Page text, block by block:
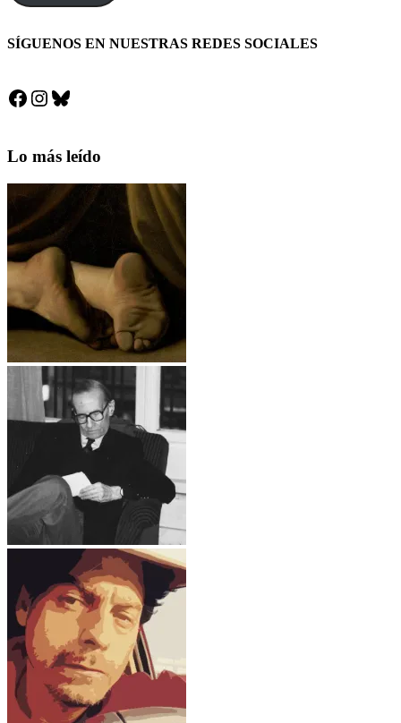
SÍGUENOS EN NUESTRAS REDES SOCIALES
Facebook
Instagram
Bluesky
Lo más leído